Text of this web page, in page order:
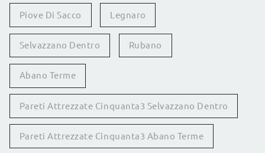
Piove Di Sacco Legnaro
Selvazzano Dentro Rubano
Abano Terme
Pareti Attrezzate Cinquanta3 Selvazzano Dentro
Pareti Attrezzate Cinquanta3 Abano Terme